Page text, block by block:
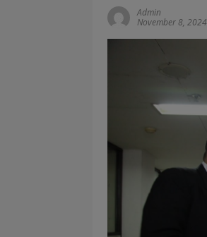
Admin
November 8, 2024